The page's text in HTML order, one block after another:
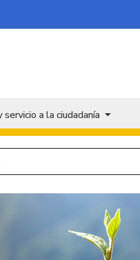
a la ciudadanía